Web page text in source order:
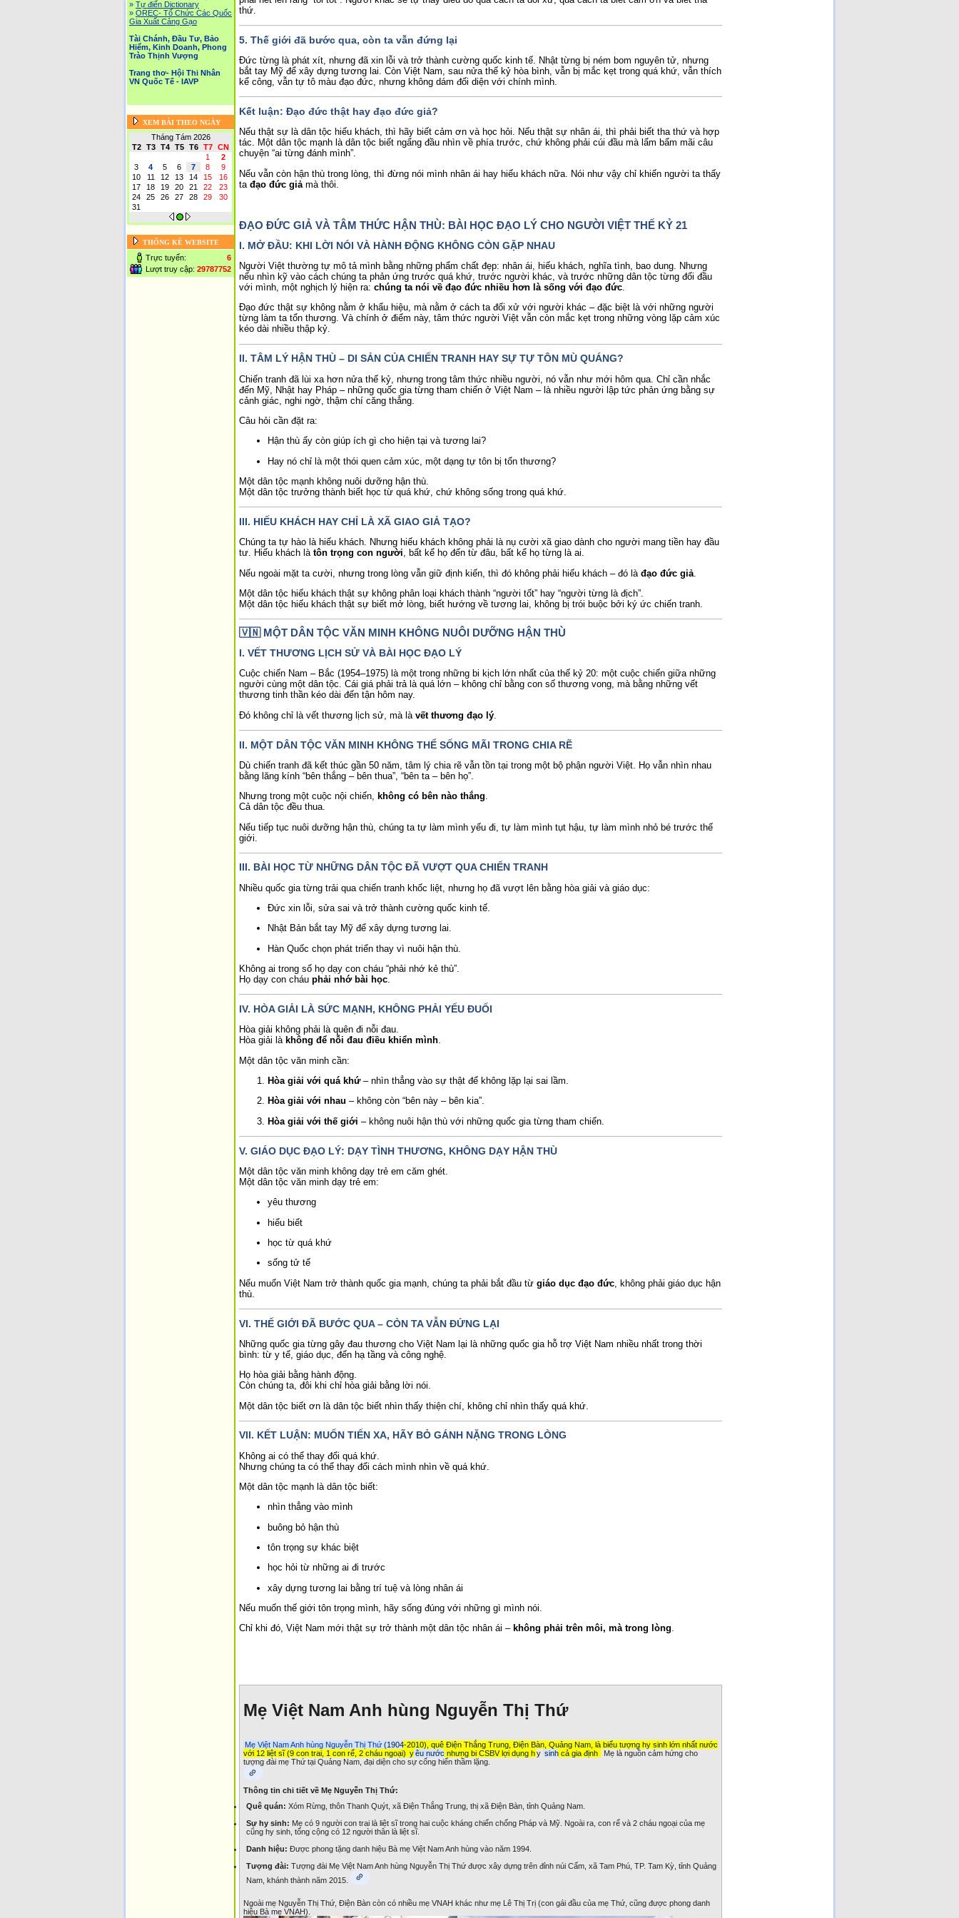
» Tự điển Dictionary
» OREC- Tố Chức Các Quốc
Gia Xuất Cảng Gạo
Tài Chánh, Đầu Tư, Bảo
Hiểm, Kinh Doanh, Phong
Trào Thịnh Vượng
Trang thơ- Hội Thi Nhân
VN Quốc Tế - IAVP
XEM BÀI THEO NGÀY
Tháng Tám 2026
T2
T3 T4 T5 T6 T7
CN
1
2
3
4 5 6 7 8
9
10
11 12 13 14 15
16
17
18 19 20 21 22
23
24
25 26 27 28 29
30
31
THỐNG KÊ WEBSITE
Trực tuyến:
6
Lượt truy cập: 29787752
thứ.
5. Thế giới đã bước qua, còn ta vẫn đứng lại
Đức từng là phát xít, nhưng đã xin lỗi và trở thành cường quốc kinh tế. Nhật từng bị ném bom nguyên tử, nhưng
bắt tay Mỹ để xây dựng tương lai. Còn Việt Nam, sau nửa thế kỷ hòa bình, vẫn bị mắc kẹt trong quá khứ, vẫn thích
kể công, vẫn tự tô màu đạo đức, nhưng không dám đối diện với chính mình.
Kết luận: Đạo đức thật hay đạo đức giả?
Nếu thật sự là dân tộc hiếu khách, thì hãy biết cảm ơn và học hỏi. Nếu thật sự nhân ái, thì phải biết tha thứ và hợp
tác. Một dân tộc mạnh là dân tộc biết ngẩng đầu nhìn về phía trước, chứ không phải cúi đầu mà lẩm bẩm mãi câu
chuyện “ai từng đánh mình”.
Nếu vẫn còn hận thù trong lòng, thì đừng nói mình nhân ái hay hiếu khách nữa. Nói như vậy chỉ khiến người ta thấy
ta đạo đức giả mà thôi.
ĐẠO ĐỨC GIẢ VÀ TÂM THỨC HẬN THÙ: BÀI HỌC ĐẠO LÝ CHO NGƯỜI VIỆT THẾ KỶ 21
I. MỞ ĐẦU: KHI LỜI NÓI VÀ HÀNH ĐỘNG KHÔNG CÒN GẶP NHAU
Người Việt thường tự mô tả mình bằng những phẩm chất đẹp: nhân ái, hiếu khách, nghĩa tình, bao dung. Nhưng
nếu nhìn kỹ vào cách chúng ta phản ứng trước quá khứ, trước người khác, và trước những dân tộc từng đối đầu
với mình, một nghịch lý hiện ra: chúng ta nói về đạo đức nhiều hơn là sống với đạo đức.
Đạo đức thật sự không nằm ở khẩu hiệu, mà nằm ở cách ta đối xử với người khác – đặc biệt là với những người
từng làm ta tổn thương. Và chính ở điểm này, tâm thức người Việt vẫn còn mắc kẹt trong những vòng lặp cảm xúc
kéo dài nhiều thập kỷ.
II. TÂM LÝ HẬN THÙ – DI SẢN CỦA CHIẾN TRANH HAY SỰ TỰ TÔN MÙ QUÁNG?
Chiến tranh đã lùi xa hơn nửa thế kỷ, nhưng trong tâm thức nhiều người, nó vẫn như mới hôm qua. Chỉ cần nhắc
đến Mỹ, Nhật hay Pháp – những quốc gia từng tham chiến ở Việt Nam – là nhiều người lập tức phản ứng bằng sự
cảnh giác, nghi ngờ, thậm chí căng thẳng.
Câu hỏi cần đặt ra:
Hận thù ấy còn giúp ích gì cho hiện tại và tương lai?
Hay nó chỉ là một thói quen cảm xúc, một dạng tự tôn bị tổn thương?
Một dân tộc mạnh không nuôi dưỡng hận thù.
Một dân tộc trưởng thành biết học từ quá khứ, chứ không sống trong quá khứ.
III. HIẾU KHÁCH HAY CHỈ LÀ XÃ GIAO GIẢ TẠO?
Chúng ta tự hào là hiếu khách. Nhưng hiếu khách không phải là nụ cười xã giao dành cho người mang tiền hay đầu
tư. Hiếu khách là tôn trọng con người, bất kể họ đến từ đâu, bất kể họ từng là ai.
Nếu ngoài mặt ta cười, nhưng trong lòng vẫn giữ định kiến, thì đó không phải hiếu khách – đó là đạo đức giả
Một dân tộc hiếu khách thật sự không phân loại khách thành “người tốt” hay “người từng là địch”.
Một dân tộc hiếu khách thật sự biết mở lòng, biết hướng về tương lai, không bị trói buộc bởi ký ức chiến tranh.
🇻🇳 MỘT DÂN TỘC VĂN MINH KHÔNG NUÔI DƯỠNG HẬN THÙ
I. VẾT THƯƠNG LỊCH SỬ VÀ BÀI HỌC ĐẠO LÝ
Cuộc chiến Nam – Bắc (1954–1975) là một trong những bi kịch lớn nhất của thế kỷ 20: một cuộc chiến giữa những
người cùng một dân tộc. Cái giá phải trả là quá lớn – không chỉ bằng con số thương vong, mà bằng những vết
thương tinh thần kéo dài đến tận hôm nay.
Đó không chỉ là vết thương lịch sử, mà là vết thương đạo lý
II. MỘT DÂN TỘC VĂN MINH KHÔNG THỂ SỐNG MÃI TRONG CHIA RẼ
Dù chiến tranh đã kết thúc gần 50 năm, tâm lý chia rẽ vẫn tồn tại trong một bộ phận người Việt. Họ vẫn nhìn nhau
bằng lăng kính “bên thắng – bên thua”, “bên ta – bên họ”.
Nhưng trong một cuộc nội chiến, không có bên nào thắng.
Cả dân tộc đều thua.
Nếu tiếp tục nuôi dưỡng hận thù, chúng ta tự làm mình yếu đi, tự làm mình tụt hậu, tự làm mình nhỏ bé trước thế
giới.
III. BÀI HỌC TỪ NHỮNG DÂN TỘC ĐÃ VƯỢT QUA CHIẾN TRANH
Nhiều quốc gia từng trải qua chiến tranh khốc liệt, nhưng họ đã vượt lên bằng hòa giải và giáo dục:
Đức xin lỗi, sửa sai và trở thành cường quốc kinh tế.
Nhật Bản bắt tay Mỹ để xây dựng tương lai.
Hàn Quốc chọn phát triển thay vì nuôi hận thù.
Không ai trong số họ dạy con cháu “phải nhớ kẻ thù”.
Họ dạy con cháu phải nhớ bài học.
IV. HÒA GIẢI LÀ SỨC MẠNH, KHÔNG PHẢI YẾU ĐUỐI
Hòa giải không phải là quên đi nỗi đau.
Hòa giải là không để nỗi đau điều khiển mình.
Một dân tộc văn minh cần:
Hòa giải với quá khứ– nhìn thẳng vào sự thật để không lặp lại sai lầm.
Hòa giải với nhau – không còn “bên này – bên kia”.
Hòa giải với thế giới – không nuôi hận thù với những quốc gia từng tham chiến.
V. GIÁO DỤC ĐẠO LÝ: DẠY TÌNH THƯƠNG, KHÔNG DẠY HẬN THÙ
Một dân tộc văn minh không dạy trẻ em căm ghét.
Một dân tộc văn minh dạy trẻ em:
yêu thương
hiểu biết
học từ quá khứ
sống tử tế
Nếu muốn Việt Nam trở thành quốc gia mạnh, chúng ta phải bắt đầu từ giáo dục đạo đức , không phải giáo dục hận
thù.
VI. THẾ GIỚI ĐÃ BƯỚC QUA – CÒN TA VẪN ĐỨNG LẠI
Những quốc gia từng gây đau thương cho Việt Nam lại là những quốc gia hỗ trợ Việt Nam nhiều nhất trong thời
bình: từ y tế, giáo dục, đến hạ tầng và công nghệ.
Họ hòa giải bằng hành động.
Còn chúng ta, đôi khi chỉ hòa giải bằng lời nói.
Một dân tộc biết ơn là dân tộc biết nhìn thấy thiện chí, không chỉ nhìn thấy quá khứ.
VII. KẾT LUẬN: MUỐN TIẾN XA, HÃY BỎ GÁNH NẶNG TRONG LÒNG
Không ai có thể thay đổi quá khứ.
Nhưng chúng ta có thể thay đổi cách mình nhìn về quá khứ.
Một dân tộc mạnh là dân tộc biết:
nhìn thẳng vào mình
buông bỏ hận thù
tôn trọng sự khác biệt
học hỏi từ những ai đi trước
xây dựng tương lai bằng trí tuệ và lòng nhân ái
Nếu muốn thế giới tôn trọng mình, hãy sống đúng với những gì mình nói.
Chỉ khi đó, Việt Nam mới thật sự trở thành một dân tộc nhân ái – không phải trên môi, mà trong lòng.
Mẹ Việt Nam Anh hùng Nguyễn Thị Thứ
Mẹ Việt Nam Anh hùng Nguyễn Thị Thứ (1904-2010), quê Điện Thắng Trung, Điện Bàn, Quảng Nam, là biểu tượng hy sinh lớn nhất nước
với 12 liệt sĩ (9 con trai, 1 con rể, 2 cháu ngoại) yêu nước nhưng bi CSBV lợi dụng hy sinh cả gia định
Mẹ là nguồn cảm hứng cho
tượng đài mẹ Thứ tại Quảng Nam, đại diện cho sự cống hiến thầm lặng.
Thông tin chi tiết về Mẹ Nguyễn Thị Thứ:
Quê quán: Xóm Rừng, thôn Thanh Quýt, xã Điện Thắng Trung, thị xã Điện Bàn, tỉnh Quảng Nam.
Sự hy sinh: Mẹ có 9 người con trai là liệt sĩ trong hai cuộc kháng chiến chống Pháp và Mỹ. Ngoài ra, con rể và 2 cháu ngoại của mẹ
cũng hy sinh, tổng cộng có 12 người thân là liệt sĩ.
Danh hiệu: Được phong tặng danh hiệu Bà mẹ Việt Nam Anh hùng vào năm 1994.
Tượng đài: Tượng đài Mẹ Việt Nam Anh hùng Nguyễn Thị Thứ được xây dựng trên đỉnh núi Cấm, xã Tam Phú, TP. Tam Kỳ, tỉnh Quảng
Nam, khánh thành năm 2015.
Ngoài mẹ Nguyễn Thị Thứ, Điện Bàn còn có nhiều mẹ VNAH khác như mẹ Lê Thị Trị (con gái đầu của mẹ Thứ, cũng được phong danh
hiệu Bà mẹ VNAH).